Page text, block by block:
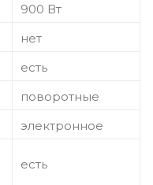
900 Вт
нет
есть
поворотные
электронное
есть